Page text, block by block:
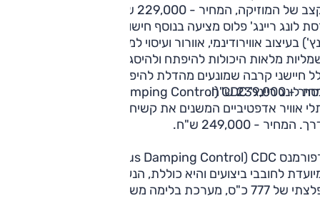
של המוזיקה, המחיר - 229,000 ש"ח.
בעיצוב אווירודינמי, אוורור ועיסוי למושבים הקדמיים, דלתות
מלאות היכולות להיפתח ולהיסגר אוטומטית בלחיצת
חיישני קרבה שמונעים מהדלת להיפתח על מכשול או רכב
- 239,000 ש"ח.
אוויר אדפטיביים המשנים את קשיחות הרכב בהתאם לתנאי
המחיר - 249,000 ש"ח.
מפלצתי של 777 כ"ס, מערכת בלימה משודרגת עם קליפרים של